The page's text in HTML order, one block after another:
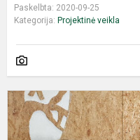
Paskelbta: 2020-09-25
Kategorija: Projektinė veikla